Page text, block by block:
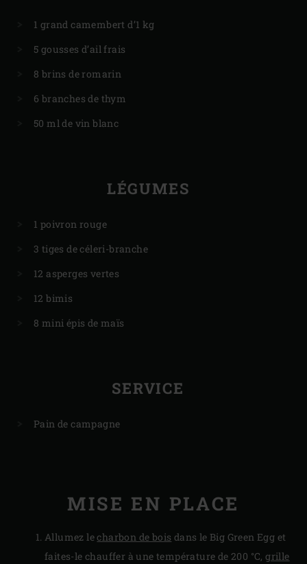
1 grand camembert d’1 kg
5 gousses d’ail frais
8 brins de romarin
6 branches de thym
50 ml de vin blanc
LÉGUMES
1 poivron rouge
3 tiges de céleri-branche
12 asperges vertes
12 bimis
8 mini épis de maïs
SERVICE
Pain de campagne
MISE EN PLACE
Allumez lecharbon de bois dans le Big Green Egg et
faites-le chauffer à une température de 200 °C,grille